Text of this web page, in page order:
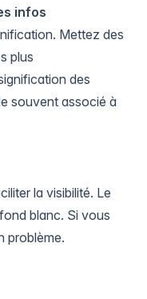
infos
Mettez des
plus
des
souvent associé à
la visibilité. Le
blanc. Si vous
problème.